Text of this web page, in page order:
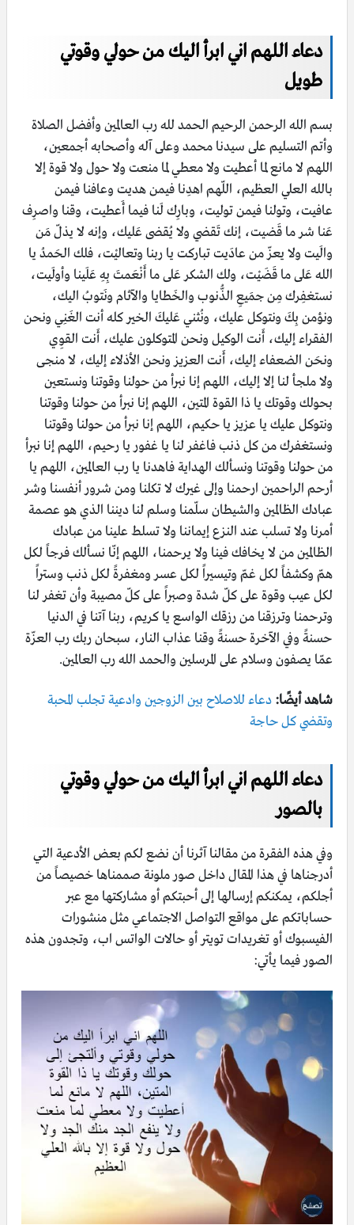
دعاء اللهم اني ابرأ اليك من حولي وقوتي
طويل
بسم الله الرحمن الرحيم الحمد لله رب العالمين وأفضل الصلاة
وأتم التسليم على سيدنا محمد وعلى آله وأصحابه أجمعين،
اللهم لا مانع لما أعطيت ولا معطي لما منعت ولا حول ولا قوة إلا
بالله العلي العظيم، اللّهم اهدِنا فيمن هديت وعافنا فيمن
عافيت، وتولنا فيمن توليت، وبارِك لَنا فيما أَعطيت، وقنا واصرِف
عَنا شر ما قَضيت، إنك تَقضي ولا يُقضى عَليك، وإنه لا يذلّ مَن
والَيت ولا يعزّ من عادَيت تباركت يا ربنا وتعاليْت، فلك الحَمدُ يا
الله عَلى ما قَضَيْت، ولك الشكر عَلى ما أَنْعَمتَ بِهِ عَلَينا وأولَيت،
نستغفِرك مِن جمَيعِ الذُّنوب والخَطايا والآثام ونَتوبُ اليك،
ونؤمن بِكَ ونتوكل عليك، ونُثني عَليكَ الخير كله أنت الغَنِي ونحن
الفقراء إليك، أَنت الوكيل ونحن المتوكلون عليك، أَنت القوِي
ونحَن الضعفاء إليك، أَنت العزيز ونحن الأذلاء إليك، لا منجى
ولا ملجأ لنا إلا إليك، اللهم إنا نبرأ من حولنا وقوتنا ونستعين
بحولك وقوتك يا ذا القوة المتين، اللهم إنا نبرأ من حولنا وقوتنا
ونتوكل عليك يا عزيز يا حكيم، اللهم إنا نبرأ من حولنا وقوتنا
ونستغفرك من كل ذنب فاغفر لنا يا غفور يا رحيم، اللهم إنا نبرأ
من حولنا وقوتنا ونسألك الهداية فاهدنا يا رب العالمين، اللهم يا
أرحم الراحمين ارحمنا وإلى غيرك لا تكلنا ومن شرور أنفسنا وشر
عبادك الظالمين والشيطان سلّمنا وسلم لنا ديننا الذي هو عصمة
أمرنا ولا تسلب عند النزع إيماننا ولا تسلط علينا من عبادك
الظالمين من لا يخافك فينا ولا يرحمنا، اللهم إنّا نسألك فرجاً لكل
همّ وكشفاً لكل غمّ وتيسيراً لكل عسر ومغفرةً لكل ذنب وستراً
لكل عيب وقوة على كلّ شدة وصبراً على كلّ مصيبة وأن تغفر لنا
وترحمنا وترزقنا من رزقك الواسع يا كريم، ربنا آتنا في الدنيا
حسنةً وفي الآخرة حسنةً وقنا عذاب النار، سبحان ربك رب العزّة
عمّا يصفون وسلام على المرسلين والحمد الله رب العالمين.
شاهد أيضًا: دعاء للاصلاح بين الزوجين وادعية تجلب المحبة
وتقضي كل حاجة
دعاء اللهم اني ابرأ اليك من حولي وقوتي
بالصور
وفي هذه الفقرة من مقالنا آثرنا أن نضع لكم بعض الأدعية التي
أدرجناها في هذا المقال داخل صور ملونة صممناها خصيصاً من
أجلكم، يمكنكم إرسالها إلى أحبتكم أو مشاركتها مع عبر
حساباتكم على مواقع التواصل الاجتماعي مثل منشورات
الفيسبوك أو تغريدات تويتر أو حالات الواتس اب، وتجدون هذه
الصور فيما يأتي: